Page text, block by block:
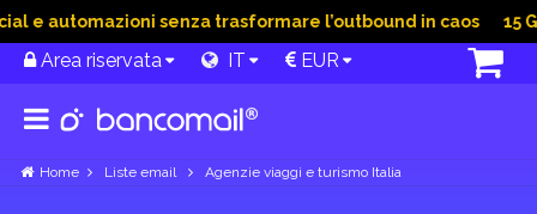
automazioni senza trasformare l’outbound in caos 15 Giu
Area riservata IT EUR
Home Liste email Agenzie viaggi e turismo Italia